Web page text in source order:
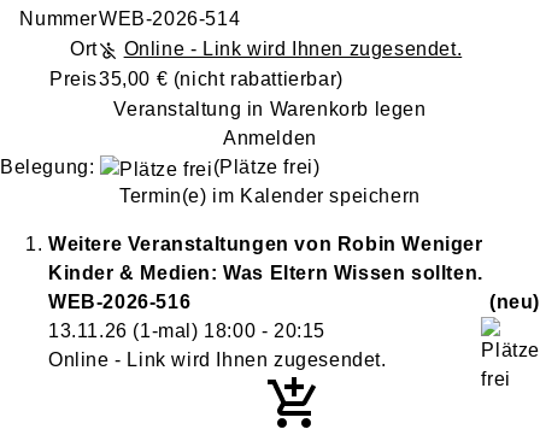
NummerWEB-2026-514
Ort
Online - Link wird Ihnen zugesendet.
Preis35,00 € (nicht rabattierbar)
Veranstaltung in Warenkorb legen
Anmelden
Belegung:
(Plätze frei)
Termin(e) im Kalender speichern
Weitere Veranstaltungen von RobinWeniger
Kinder & Medien: Was Eltern Wissen sollten.
WEB-2026-516
neu
13.11.26 (1-mal) 18:00 - 20:15
Online - Link wird Ihnen zugesendet.